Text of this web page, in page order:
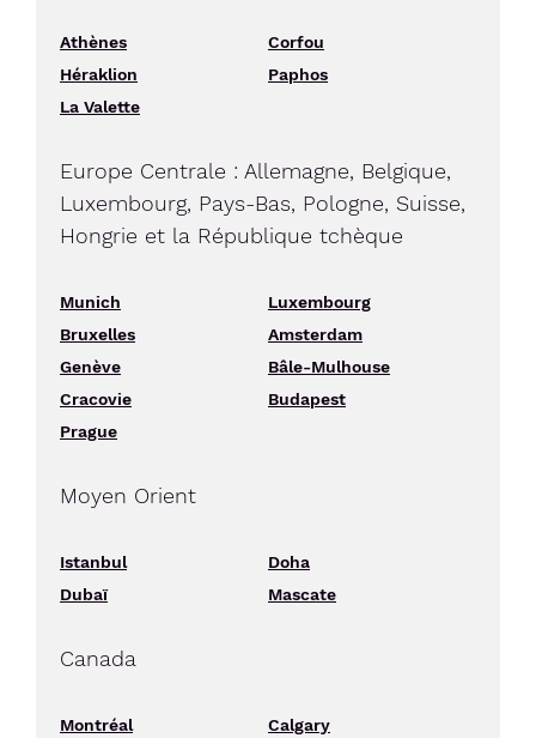
Athènes
Corfou
Héraklion
Paphos
La Valette
Europe Centrale : Allemagne, Belgique,
Luxembourg, Pays-Bas, Pologne, Suisse,
Hongrie et la République tchèque
Munich
Luxembourg
Bruxelles
Amsterdam
Genève
Bâle-Mulhouse
Cracovie
Budapest
Prague
Moyen Orient
Istanbul
Doha
Dubaï
Mascate
Canada
Montréal
Calgary